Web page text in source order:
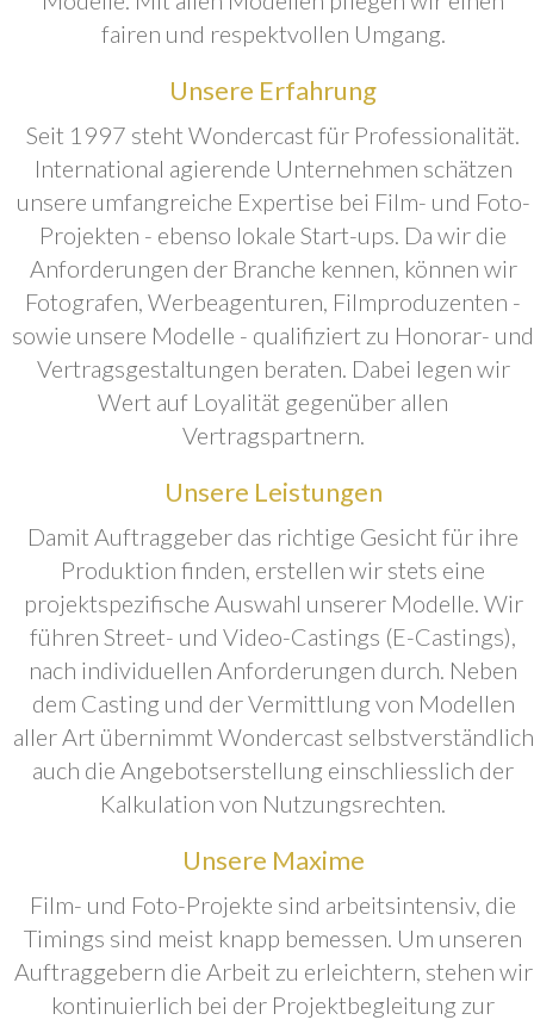
fairen und respektvollen Umgang.
Unsere Erfahrung
Seit 1997 steht Wondercast für Professionalität.
International agierende Unternehmen schätzen
unsere umfangreiche Expertise bei Film- und Foto-
Projekten - ebenso lokale Start-ups. Da wir die
Anforderungen der Branche kennen, können wir
Fotografen, Werbeagenturen, Filmproduzenten -
sowie unsere Modelle - qualifiziert zu Honorar- und
Vertragsgestaltungen beraten. Dabei legen wir
Wert auf Loyalität gegenüber allen
Vertragspartnern.
Unsere Leistungen
Damit Auftraggeber das richtige Gesicht für ihre
Produktion finden, erstellen wir stets eine
projektspezifische Auswahl unserer Modelle. Wir
führen Street- und Video-Castings (E-Castings),
nach individuellen Anforderungen durch. Neben
dem Casting und der Vermittlung von Modellen
aller Art übernimmt Wondercast selbstverständlich
auch die Angebotserstellung einschliesslich der
Kalkulation von Nutzungsrechten.
Unsere Maxime
Film- und Foto-Projekte sind arbeitsintensiv, die
Timings sind meist knapp bemessen. Um unseren
Auftraggebern die Arbeit zu erleichtern, stehen wir
kontinuierlich bei der Projektbegleitung zur